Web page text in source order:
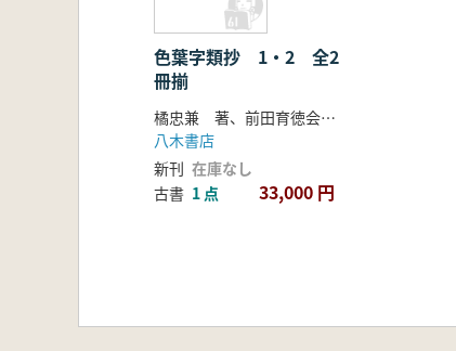
色葉字類抄 1・2 全2
冊揃
橘忠兼 著、前田育徳会尊経閣文庫編
八木書店
新刊 在庫なし
古書 1 点 33,000 円